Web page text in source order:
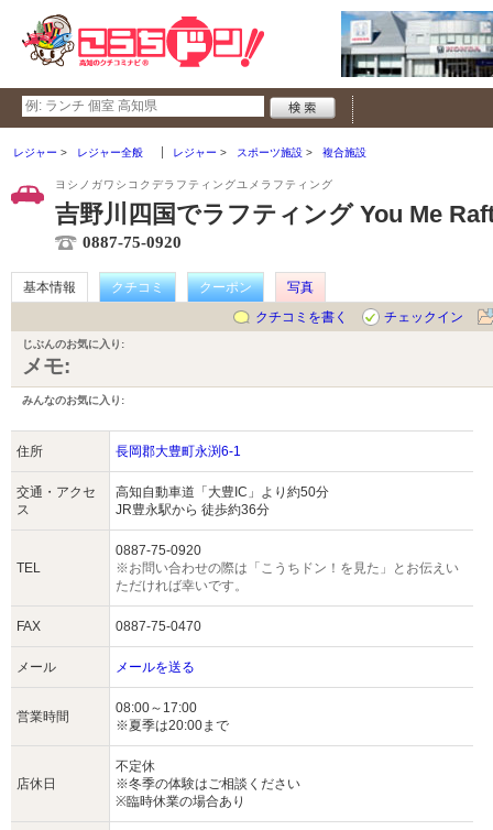
レジャー レジャー全般 レジャー スポーツ施設 複合施設
ヨシノガワシコクデラフティングユメラフティング
吉野川四国でラフティング You Me
0887-75-0920
基本情報 クチコミ クーポン
写真
クチコミを書く
チェックイン
じぶんのお気に入り:
メモ:
みんなのお気に入り:
住所 長岡郡大豊町永渕6-1
交通・アクセ
ス
高知自動車道「大豊IC」より約50分
JR豊永駅から 徒歩約36分
TEL
0887-75-0920
※お問い合わせの際は「こうちドン！を見た」とお伝えい
ただければ幸いです。
FAX 0887-75-0470
メール メールを送る
営業時間
08:00～17:00
※夏季は20:00まで
店休日
不定休
※冬季の体験はご相談ください
※臨時休業の場合あり